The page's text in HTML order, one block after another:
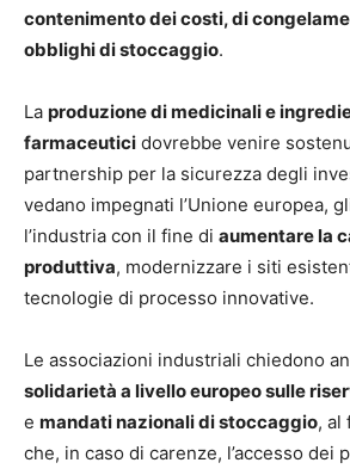
contenimento dei costi, di
obblighi di stoccaggio.
La produzione di medicinali e
farmaceutici dovrebbe venire
partnership per la sicurezza degli
vedano impegnati l’Unione europea,
l’industria con il fine di aumentare la
produttiva, modernizzare i siti
tecnologie di processo innovative.
Le associazioni industriali chiedono
solidarietà a livello europeo sulle
e mandati nazionali di stoccaggio, al
che, in caso di carenze, l’accesso dei